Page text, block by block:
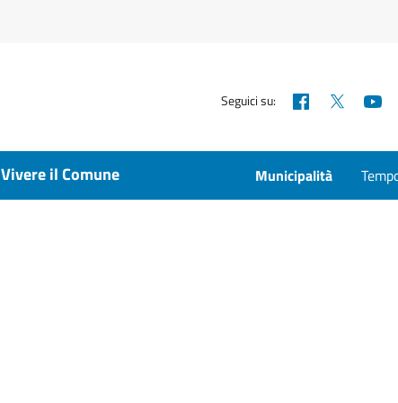
Seguici su: Facebook
Vivere il Comune Municipalità